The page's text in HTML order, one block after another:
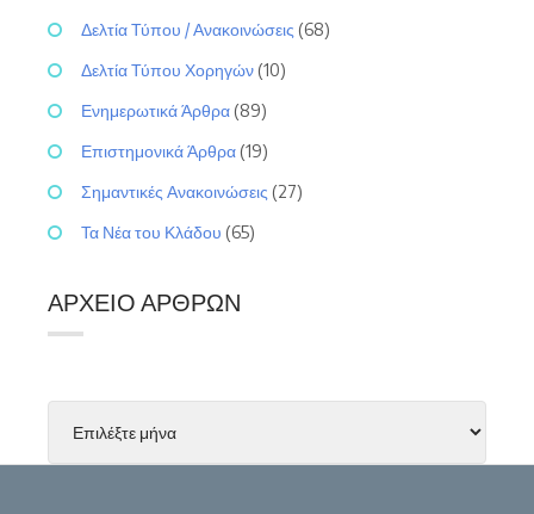
Δελτία Τύπου / Ανακοινώσεις (68)
Δελτία Τύπου Χορηγών (10)
Ενημερωτικά Άρθρα (89)
Επιστημονικά Άρθρα (19)
Σημαντικές Ανακοινώσεις (27)
Τα Νέα του Κλάδου (65)
ΑΡΧΕΊΟ ΆΡΘΡΩΝ